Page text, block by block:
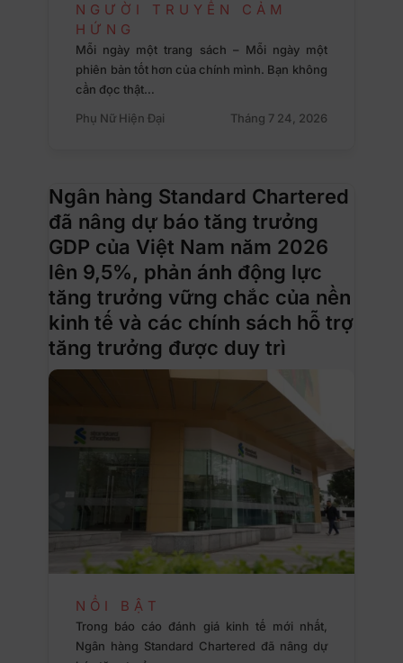
NGƯỜI TRUYỀN CẢM
HỨNG
Mỗi ngày một trang sách – Mỗi ngày một
phiên bản tốt hơn của chính mình. Bạn không
cần đọc thật…
Phụ Nữ Hiện Đại
Tháng 7 24, 2026
Ngân hàng Standard Chartered
đã nâng dự báo tăng trưởng
GDP của Việt Nam năm 2026
lên 9,5%, phản ánh động lực
tăng trưởng vững chắc của nền
kinh tế và các chính sách hỗ trợ
tăng trưởng được duy trì
NỔI BẬT
Trong báo cáo đánh giá kinh tế mới nhất,
Ngân hàng Standard Chartered đã nâng dự